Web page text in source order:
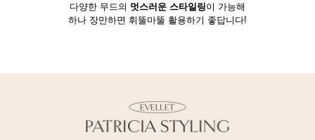
다양한 무드의 멋스러운 스타일링이 가능해
하나 장만하면 휘뚤마뚤 활용하기 좋답니다!